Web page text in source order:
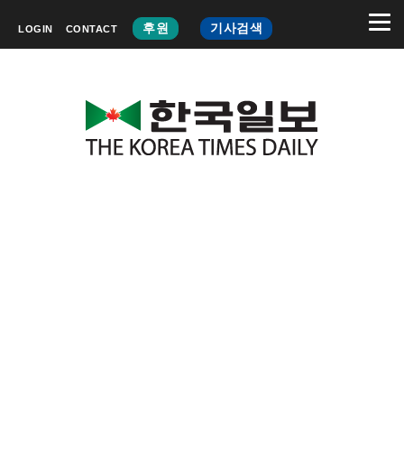
LOGIN CONTACT 후원 기사검색